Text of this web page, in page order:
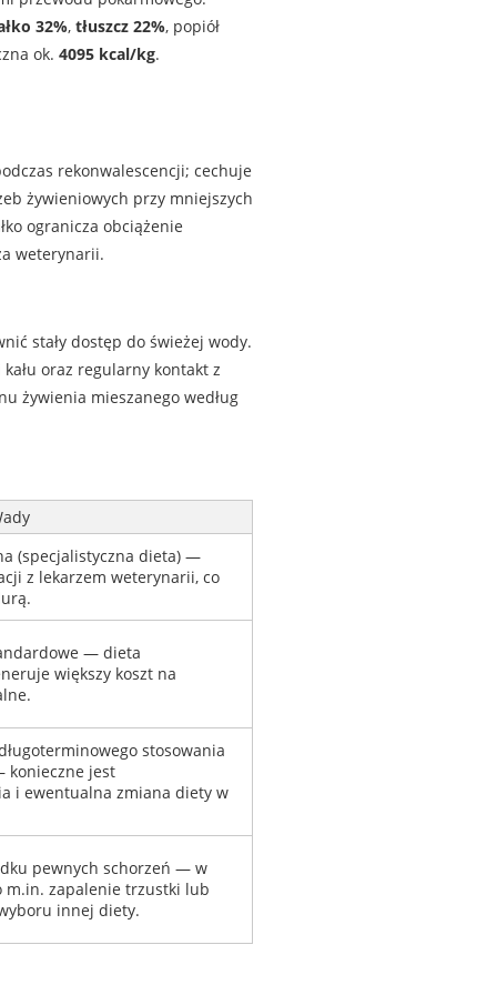
32%, tłuszcz 22%, popiół
ok. 4095 kcal/kg.
rekonwalescencji; cechuje
żywieniowych przy mniejszych
ogranicza obciążenie
weterynarii.
stały dostęp do świeżej wody.
oraz regularny kontakt z
żywienia mieszanego według
(specjalistyczna dieta) —
z lekarzem weterynarii, co
— dieta
większy koszt na
stosowania
konieczne jest
i ewentualna zmiana diety w
pewnych schorzeń — w
m.in. zapalenie trzustki lub
innej diety.